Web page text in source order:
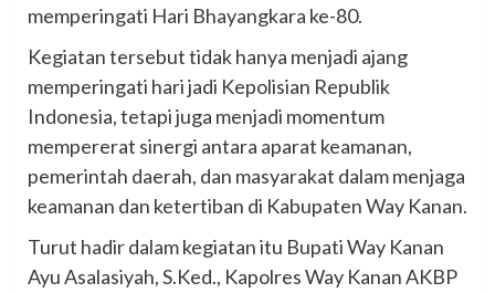
memperingati Hari Bhayangkara ke-80.
Kegiatan tersebut tidak hanya menjadi ajang
memperingati hari jadi Kepolisian Republik
Indonesia, tetapi juga menjadi momentum
mempererat sinergi antara aparat keamanan,
pemerintah daerah, dan masyarakat dalam menjaga
keamanan dan ketertiban di Kabupaten Way Kanan.
Turut hadir dalam kegiatan itu Bupati Way Kanan
Ayu Asalasiyah, S.Ked., Kapolres Way Kanan AKBP